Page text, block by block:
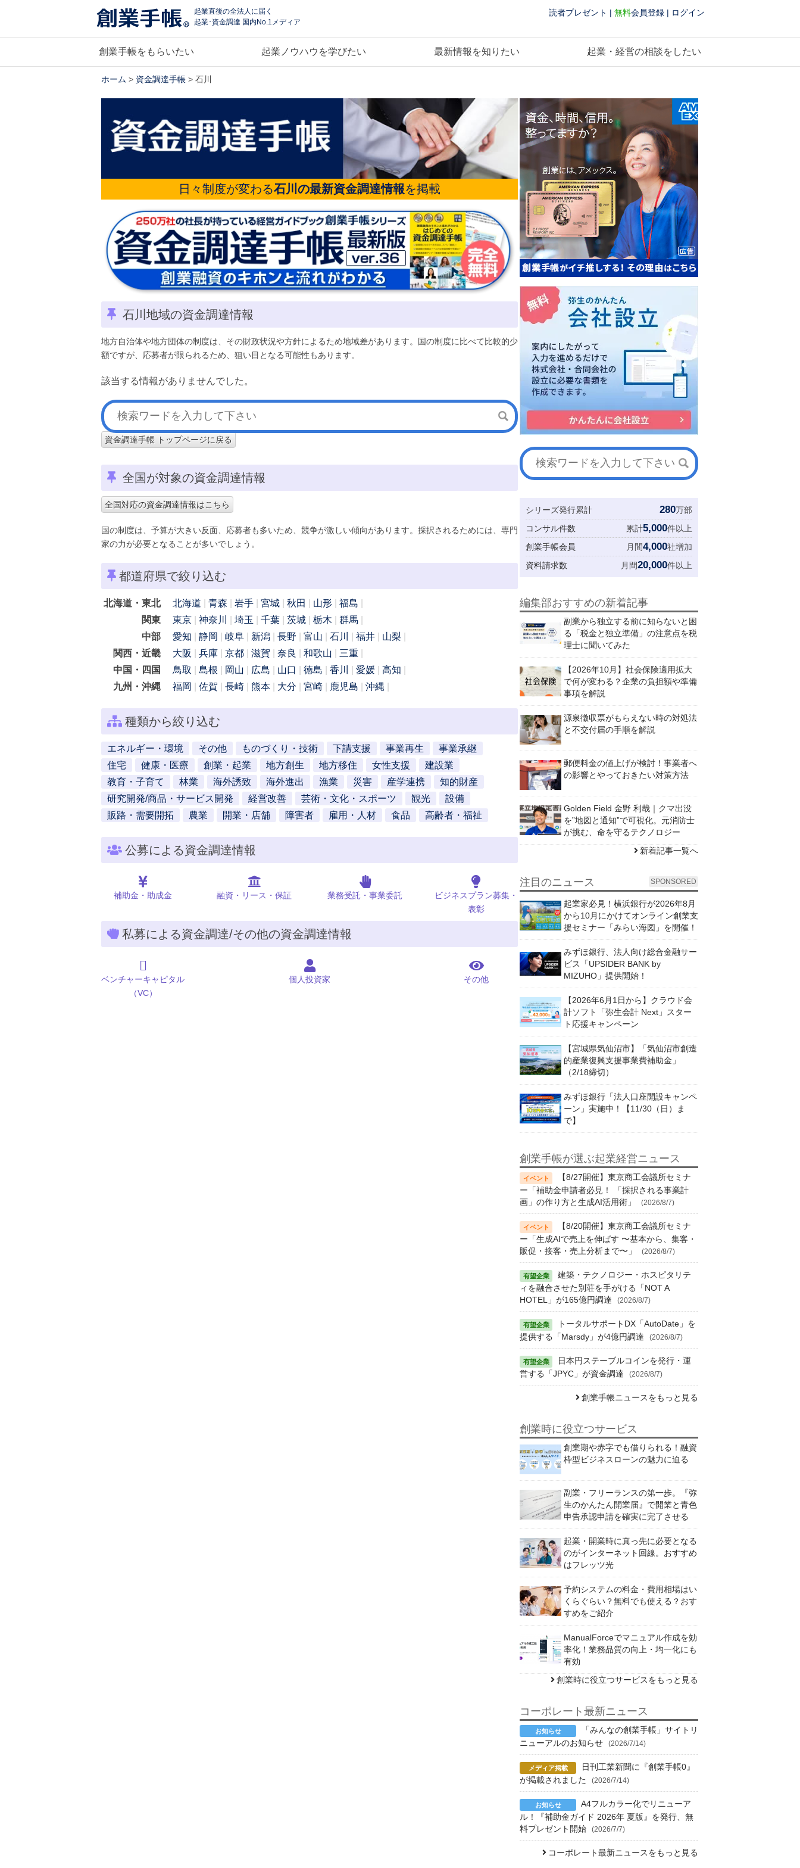
起業直後の全法人に届く
起業･資金調達 国内No.1メディア
読者プレゼント | 無料会員登録 | ログイン
創業手帳をもらいたい 起業ノウハウを学びたい 最新情報を知りたい 起業・経営の相談をしたい
ホーム > 資金調達手帳 > 石川
日々制度が変わる石川の最新資金調達情報を掲載
石川地域の資金調達情報
地方自治体や地方団体の制度は、その財政状況や方針によるため地域差があります。国の制度に比べて比較的少
額ですが、応募者が限られるため、狙い目となる可能性もあります。
該当する情報がありませんでした。
資金調達手帳 トップページに戻る
全国が対象の資金調達情報
全国対応の資金調達情報はこちら
国の制度は、予算が大きい反面、応募者も多いため、競争が激しい傾向があります。採択されるためには、専門
家の力が必要となることが多いでしょう。
都道府県で絞り込む
北海道・東北 北海道 青森 岩手 宮城 秋田 山形
福島
関東
東京 神奈川 埼玉 千葉 茨城 栃木
群馬
中部
愛知 静岡 岐阜 新潟 長野 富山 石川 福井
山梨
関西・近畿
大阪 兵庫 京都 滋賀 奈良 和歌山
三重
中国・四国
鳥取 島根 岡山 広島 山口 徳島 香川 愛媛
高知
九州・沖縄
福岡 佐賀 長崎 熊本 大分 宮崎 鹿児島 沖縄
種類から絞り込む
エネルギー・環境 その他 ものづくり・技術 下請支援 事業再生
事業承継
住宅
健康・医療 創業・起業 地方創生 地方移住 女性支援
建設業
教育・子育て
林業 海外誘致 海外進出 漁業 災害 産学連携
知的財産
研究開発/商品・サービス開発
経営改善 芸術・文化・スポーツ 観光
設備
販路・需要開拓
農業 開業・店舗 障害者 雇用・人材 食品 高齢者・福祉
公募による資金調達情報
補助金・助成金 融資・リース・保証 業務受託・事業委託
ビジネスプラン募集・
表彰
私募による資金調達/その他の資金調達情報
ベンチャーキャピタル
（VC）
個人投資家 その他
シリーズ発行累計 280万部
コンサル件数
累計5,000件以上
創業手帳会員
月間4,000社増加
資料請求数
月間20,000件以上
編集部おすすめの新着記事
副業から独立する前に知らないと困
る「税金と独立準備」の注意点を税
理士に聞いてみた
【2026年10月】社会保険適用拡大
で何が変わる？企業の負担額や準備
事項を解説
源泉徴収票がもらえない時の対処法
と不交付届の手順を解説
郵便料金の値上げが検討！事業者へ
の影響とやっておきたい対策方法
Golden Field 金野 利哉｜クマ出没
を”地図と通知”で可視化。元消防士
が挑む、命を守るテクノロジー
新着記事一覧へ
注目のニュース SPONSORED
起業家必見！横浜銀行が2026年8月
から10月にかけてオンライン創業支
援セミナー「みらい海図」を開催！
みずほ銀行、法人向け総合金融サー
ビス「UPSIDER BANK by
MIZUHO」提供開始！
【2026年6月1日から】クラウド会
計ソフト「弥生会計 Next」スター
ト応援キャンペーン
【宮城県気仙沼市】「気仙沼市創造
的産業復興支援事業費補助金」
（2/18締切）
みずほ銀行「法人口座開設キャンペ
ーン」実施中！【11/30（日）ま
で】
創業手帳が選ぶ起業経営ニュース
【8/27開催】東京商工会議所セミナ
ー「補助金申請者必見！ 「採択される事業計
画」の作り方と生成AI活用術」
(2026/8/7)
【8/20開催】東京商工会議所セミナ
ー「生成AIで売上を伸ばす 〜基本から、集客・
販促・接客・売上分析まで〜」
(2026/8/7)
建築・テクノロジー・ホスピタリテ
ィを融合させた別荘を手がける「NOT A
HOTEL」が165億円調達
(2026/8/7)
トータルサポートDX「AutoDate」を
提供する「Marsdy」が4億円調達
(2026/8/7)
日本円ステーブルコインを発行・運
営する「JPYC」が資金調達
(2026/8/7)
創業手帳ニュースをもっと見る
創業時に役立つサービス
創業期や赤字でも借りられる！融資
枠型ビジネスローンの魅力に迫る
副業・フリーランスの第一歩。『弥
生のかんたん開業届』で開業と青色
申告承認申請を確実に完了させる
起業・開業時に真っ先に必要となる
のがインターネット回線。おすすめ
はフレッツ光
予約システムの料金・費用相場はい
くらぐらい？無料でも使える？おす
すめをご紹介
ManualForceでマニュアル作成を効
率化！業務品質の向上・均一化にも
有効
創業時に役立つサービスをもっと見る
コーポレート最新ニュース
「みんなの創業手帳」サイトリ
ニューアルのお知らせ
(2026/7/14)
日刊工業新聞に『創業手帳0』
が掲載されました
(2026/7/14)
A4フルカラー化でリニューア
ル！『補助金ガイド 2026年 夏版』を発行、無
料プレゼント開始
(2026/7/7)
コーポレート最新ニュースをもっと見る